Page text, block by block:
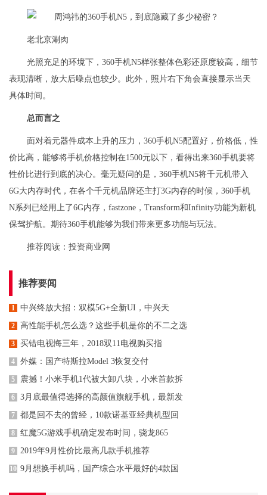
老北京涮肉
光照充足的环境下，360手机N5样张整体色彩还原度较高，细节
表现清晰，放大后噪点也较少。此外，照片右下角会直接显示当天
具体时间。
总而言之
面对着元器件成本上升的压力，360手机N5配置好，价格低，性
价比高，能够将手机价格控制在1500元以下，看得出来360手机要将
性价比进行到底的决心。毫无疑问的是，360手机N5将千元机带入
6G大内存时代，在各个千元机品牌还主打3G内存的时候，360手机
N系列已经用上了6G内存，fastzone，Transform和Infinity功能为新机
保驾护航。期待360手机能够为我们带来更多功能与玩法。
推荐阅读： 投资商业网
推荐要闻
1 中兴终放大招：双模5G+全新UI，中兴天
2 高性能手机怎么选？这些手机是你的不二之选
3 买错电视悔三年，2018双11电视购买指
4 外媒：国产特斯拉Model 3恢复交付
5 震撼！小米手机1代被大卸八块，小米首款拆
6 3月底最值得选择的高颜值旗舰手机，最新发
7 都是回不去的曾经，10款诺基亚经典机型回
8 红魔5G游戏手机确定发布时间，骁龙865
9 2019年9月性价比最高几款手机推荐
10 9月想换手机吗，国产综合水平最好的4款国